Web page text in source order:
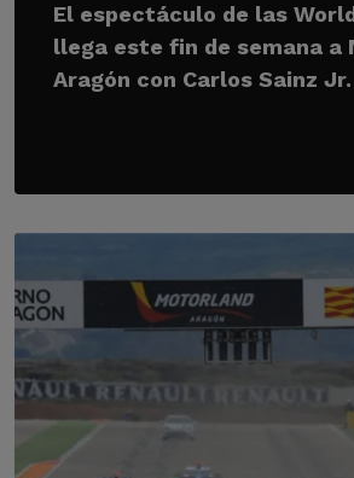
El espectáculo de las
llega este fin de semana a
Aragón con Carlos Sainz